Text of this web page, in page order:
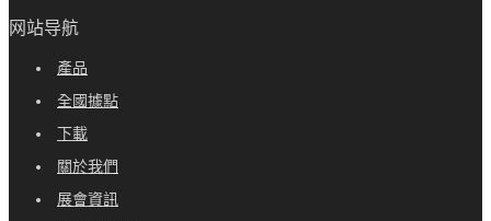
网站导航
產品
全國據點
下載
關於我們
展會資訊